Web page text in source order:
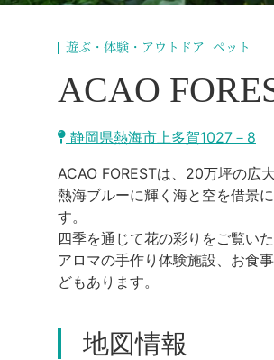
遊ぶ・体験・アウトドア ペット
ACAO
静岡県熱海市上多賀1027－8
ACAO FORESTは、20万坪の広
熱海ブルーに輝く海と空を借景
す。
四季を通じて花の彩りをご覧い
アロマの手作り体験施設、お食
どもあります。
地図情報